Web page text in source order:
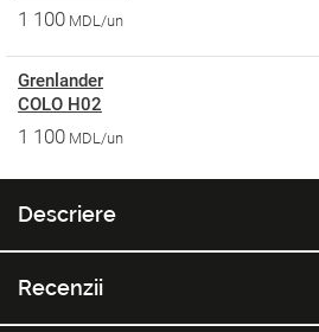
1 100 MDL/un
Grenlander
COLO H02
1 100 MDL/un
Descriere
Recenzii